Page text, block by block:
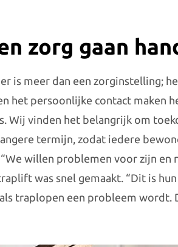
zorg gaan
is meer dan een zorginstelling;
het persoonlijke contact maken
Wij vinden het belangrijk om
termijn, zodat iedere
willen problemen voor zijn en
was snel gemaakt. “Dit is
traplopen een probleem wordt.